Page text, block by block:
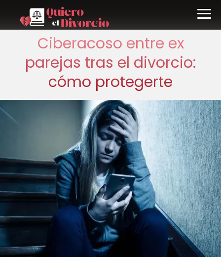
Ciberacoso entre ex
parejas tras el divorcio:
cómo protegerte